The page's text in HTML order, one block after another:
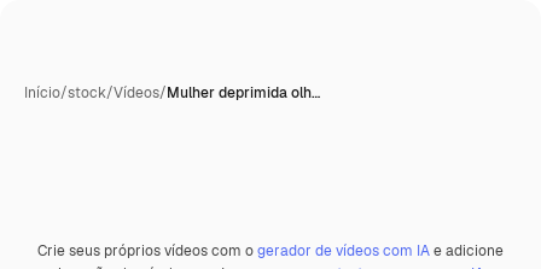
Início/stock/Vídeos/Mulher deprimida olh…
Premium
Crie seus próprios vídeos com ogerador de vídeos com IAe adicione